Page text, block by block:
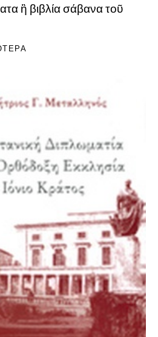
ἢ βιβλία σάβανα τοῦ